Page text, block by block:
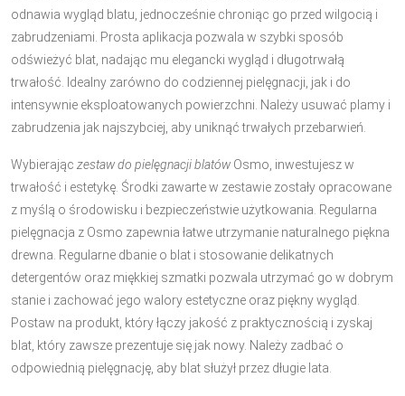
odnawia wygląd blatu, jednocześnie chroniąc go przed wilgocią i
zabrudzeniami. Prosta aplikacja pozwala w szybki sposób
odświeżyć blat, nadając mu elegancki wygląd i długotrwałą
trwałość. Idealny zarówno do codziennej pielęgnacji, jak i do
intensywnie eksploatowanych powierzchni. Należy usuwać plamy i
zabrudzenia jak najszybciej, aby uniknąć trwałych przebarwień.
Wybierając zestaw do pielęgnacji blatówOsmo, inwestujesz w
trwałość i estetykę. Środki zawarte w zestawie zostały opracowane
z myślą o środowisku i bezpieczeństwie użytkowania. Regularna
pielęgnacja z Osmo zapewnia łatwe utrzymanie naturalnego piękna
drewna. Regularne dbanie o blat i stosowanie delikatnych
detergentów oraz miękkiej szmatki pozwala utrzymać go w dobrym
stanie i zachować jego walory estetyczne oraz piękny wygląd.
Postaw na produkt, który łączy jakość z praktycznością i zyskaj
blat, który zawsze prezentuje się jak nowy. Należy zadbać o
odpowiednią pielęgnację, aby blat służył przez długie lata.